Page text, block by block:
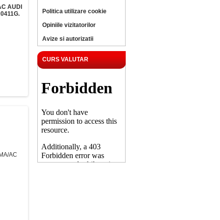
AUDI
Politica utilizare cookie
Opiniile vizitatorilor
Avize si autorizatii
CURS VALUTAR